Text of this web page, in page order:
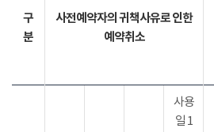
구
분
사전예약자의 귀책사유로 인한
예약취소
사용
일 1